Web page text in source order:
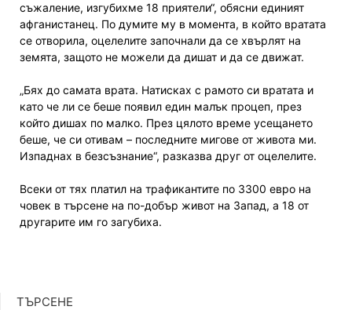
съжаление, изгубихме 18 приятели“, обясни единият
афганистанец. По думите му в момента, в който вратата
се отворила, оцелелите започнали да се хвърлят на
земята, защото не можели да дишат и да се движат.
„Бях до самата врата. Натисках с рамото си вратата и
като че ли се беше появил един малък процеп, през
който дишах по малко. През цялото време усещането
беше, че си отивам – последните мигове от живота ми.
Изпаднах в безсъзнание“, разказва друг от оцелелите.
Всеки от тях платил на трафикантите по 3300 евро на
човек в търсене на по-добър живот на Запад, а 18 от
другарите им го загубиха.
ТЪРСЕНЕ